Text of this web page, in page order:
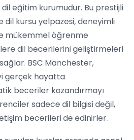
eğitim kurumudur. Bu prestijli
dil kursu yelpazesi, deneyimli
mükemmel öğrenme
dil becerilerini geliştirmeleri
BSC Manchester,
gerçek hayatta
beceriler kazandırmayı
sadece dil bilgisi değil,
becerileri de edinirler.